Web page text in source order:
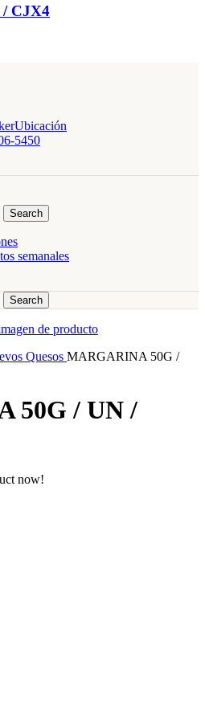
CJX4
Ubicación
5450
Search
semanales
Search
Quesos MARGARINA 50G /
50G / UN /
now!